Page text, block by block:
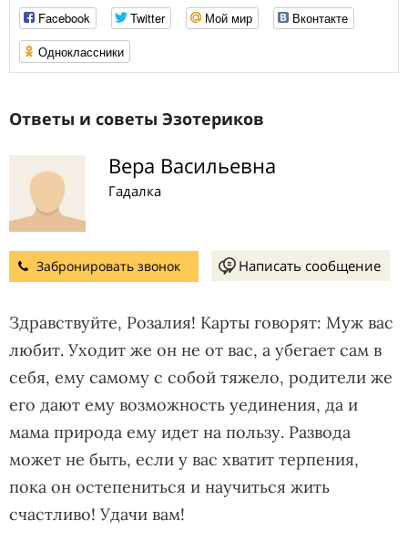
Facebook
Twitter Мой мир
Вконтакте
Одноклассники
Ответы и советы Эзотериков
Вера Васильевна
Гадалка
Забронировать звонок Написать сообщение
Здравствуйте, Розалия! Карты говорят: Муж вас
любит. Уходит же он не от вас, а убегает сам в
себя, ему самому с собой тяжело, родители же
его дают ему возможность уединения, да и
мама природа ему идет на пользу. Развода
может не быть, если у вас хватит терпения,
пока он остепениться и научиться жить
счастливо! Удачи вам!